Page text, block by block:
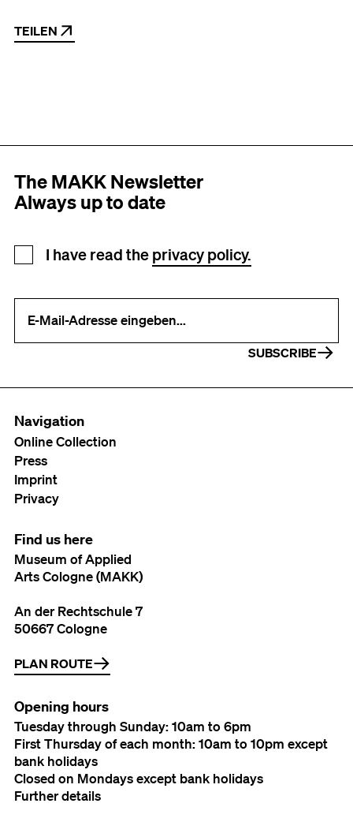
TEILEN
The MAKK Newsletter
Always up to date
Newsletter registration
I have read the privacy policy.
SUBSCRIBE
Navigation
Online Collection
Press
Imprint
Privacy
Find us here
Museum of Applied
Arts Cologne (MAKK)
An der Rechtschule 7
50667 Cologne
PLAN ROUTE
Opening hours
Tuesday through Sunday: 10am to 6pm
First Thursday of each month: 10am to 10pm except
bank holidays
Closed on Mondays except bank holidays
Further details